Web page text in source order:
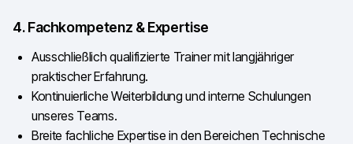
4. Fachkompetenz & Expertise
Ausschließlich qualifizierte Trainer mit langjähriger
praktischer Erfahrung.
Kontinuierliche Weiterbildung und interne Schulungen
unseres Teams.
Breite fachliche Expertise in den Bereichen Technische